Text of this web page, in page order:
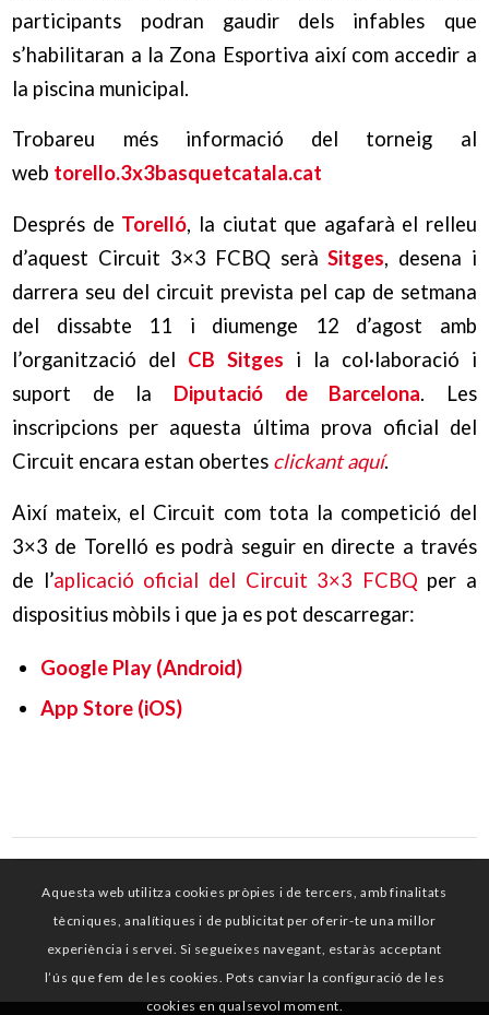
participants podran gaudir dels infables que
s’habilitaran a la Zona Esportiva així com accedir a
la piscina municipal.
Trobareu més informació del torneig al
web torello.3x3basquetcatala.cat
Després de Torelló, la ciutat que agafarà el relleu
d’aquest Circuit 3×3 FCBQ seràSitges, desena i
darrera seu del circuit prevista pel cap de setmana
del dissabte 11 i diumenge 12 d’agost amb
l’organització del CB Sitges i la col·laboració i
suport de la Diputació de Barcelona. Les
inscripcions per aquesta última prova oficial del
Circuit encara estan obertes clickant aquí.
Així mateix, el Circuit com tota la competició del
3×3 de Torelló es podrà seguir en directe a través
de l’aplicació oficial del Circuit 3×3 FCBQ per a
dispositius mòbils i que ja es pot descarregar:
Google Play (Android)
App Store (iOS)
Aquesta web utilitza cookies pròpies i de tercers, amb finalitats
tècniques, analítiques i de publicitat per oferir-te una millor
experiència i servei. Si segueixes navegant, estaràs acceptant
l’ús que fem de les cookies. Pots canviar la configuració de les
cookies en qualsevol moment.